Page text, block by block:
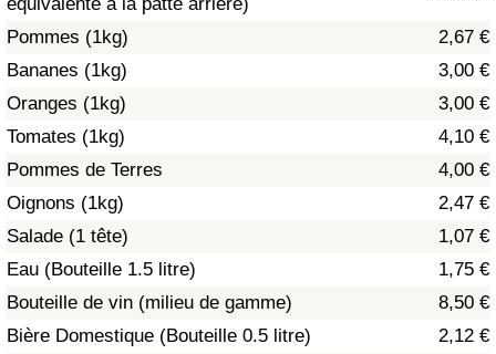
équivalente à la patte arrière)
Pommes (1kg)
2,67 €
Bananes (1kg)
3,00 €
Oranges (1kg)
3,00 €
Tomates (1kg)
4,10 €
Pommes de Terres
4,00 €
Oignons (1kg)
2,47 €
Salade (1 tête)
1,07 €
Eau (Bouteille 1.5 litre)
1,75 €
Bouteille de vin (milieu de gamme)
8,50 €
Bière Domestique (Bouteille 0.5 litre)
2,12 €
Indice de pollution
Indice de Pollution par Pays
Trafic
Indice de Trafic
Indice de Trafic (Actuel)